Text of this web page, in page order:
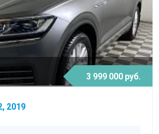
3 999 000 руб.
2019